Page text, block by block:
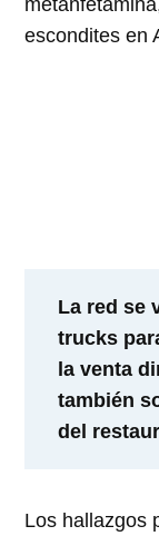
escondites en
La red se
trucks
la venta
también
del
Los hallazgos